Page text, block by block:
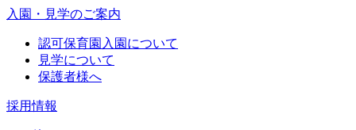
入園・見学のご案内
認可保育園入園について
見学について
保護者様へ
採用情報